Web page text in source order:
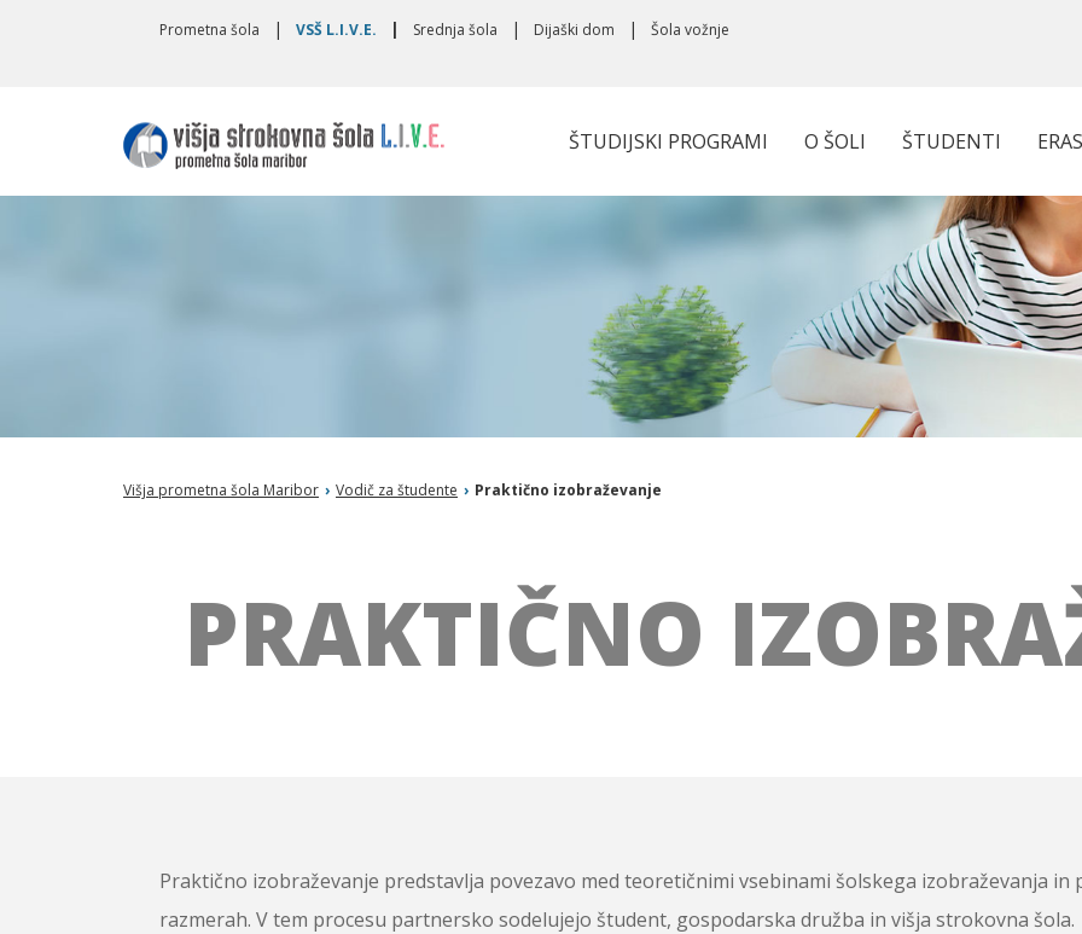
Toggle
Prometna šola VSŠ L.I.V.E. Srednja šola Dijaški dom Šola vožnje
ŠTUDIJSKI PROGRAMI O ŠOLI ŠTUDENTI
Višja prometna šola Maribor › Vodič za študente › Praktično izobraževanje
PRAKTIČNO
Praktično izobraževanje predstavlja povezavo med teoretičnimi vsebinami šolskega izobraževanja
razmerah. V tem procesu partnersko sodelujejo študent, gospodarska družba in višja strokovna šola.